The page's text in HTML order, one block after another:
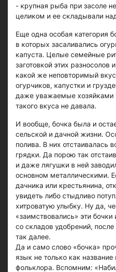
- крупная рыба при засоле
целиком и ее складывали
Еще одна особая категория
в которых засаливались
капуста. Целые семейные
заготовкой этих разносолов
какой же неповторимый
огурчиков, капустки и
даже уважаемые хозяйками
такого вкуса не давала.
И вообще, бочка была и
сельской и дачной жизни.
полива. В них отстаивалась
грядки. Да порою так
и даже лягушки в ней
основном металлическими.
дачника или крестьянина,
увидеть либо стыдливо
хитроватую улыбку. Ну да,
«заимствовались» эти
со складов удобрений,
так далее.
Да и само слово «бочка»
язык не только как
фольклора. Вспомним: